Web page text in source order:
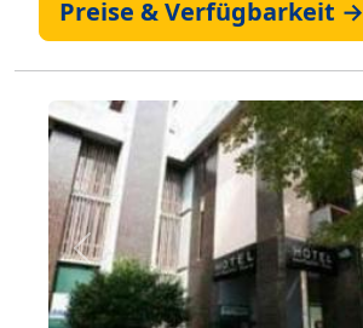
Preise & Verfügbarkeit →
Zurück